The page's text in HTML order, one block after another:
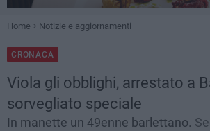
Home Notizie e aggiornamenti
CRONACA
Viola gli obblighi, arrestato a
sorvegliato speciale
In manette un 49enne barlettano.